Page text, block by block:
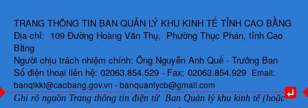
TRANG THÔNG TIN BAN QUẢN LÝ KHU KINH TẾ TỈNH CAO BẰNG
Địa chỉ: 109 Đường Hoàng Văn Thụ, Phường Thục Phán, tỉnh Cao
Bằng
Người chịu trách nhiệm chính: Ông Nguyễn Anh Quế - Trưởng Ban
Số điện thoại liên hệ: 02063.854.529 - Fax: 02063.854.929 Email:
banqlkkt@caobang.gov.vn - banquanlycb@gmail.com
Ghi rõ nguồn Trang thông tin điện tử Ban Quản lý khu kinh tế (hoặc